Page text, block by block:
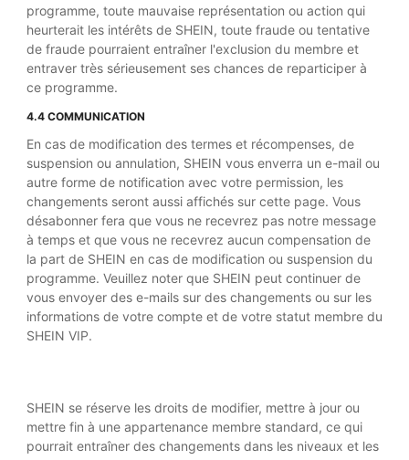
programme, toute mauvaise représentation ou action qui
heurterait les intérêts de SHEIN, toute fraude ou tentative
de fraude pourraient entraîner l'exclusion du membre et
entraver très sérieusement ses chances de reparticiper à
ce programme.
4.4 COMMUNICATION
En cas de modification des termes et récompenses, de
suspension ou annulation, SHEIN vous enverra un e-mail ou
autre forme de notification avec votre permission, les
changements seront aussi affichés sur cette page. Vous
désabonner fera que vous ne recevrez pas notre message
à temps et que vous ne recevrez aucun compensation de
la part de SHEIN en cas de modification ou suspension du
programme. Veuillez noter que SHEIN peut continuer de
vous envoyer des e-mails sur des changements ou sur les
informations de votre compte et de votre statut membre du
SHEIN VIP.
SHEIN se réserve les droits de modifier, mettre à jour ou
mettre fin à une appartenance membre standard, ce qui
pourrait entraîner des changements dans les niveaux et les